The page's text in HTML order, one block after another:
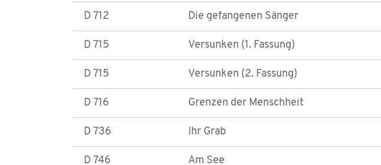
D 712 Die gefangenen Sänger
D 715 Versunken (1. Fassung)
D 715 Versunken (2. Fassung)
D 716 Grenzen der Menschheit
D 736 Ihr Grab
D 746 Am See